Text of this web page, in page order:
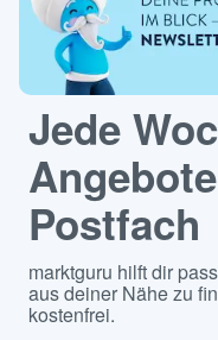
Jede
Postfach
marktguru hilft dir
aus deiner Nähe zu
kostenfrei.